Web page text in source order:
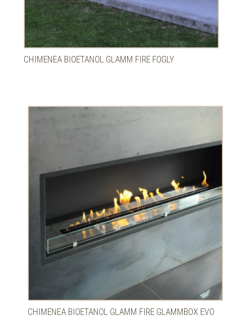
CHIMENEA BIOETANOL GLAMM FIRE FOGLY
CHIMENEA BIOETANOL GLAMM FIRE GLAMMBOX EVO